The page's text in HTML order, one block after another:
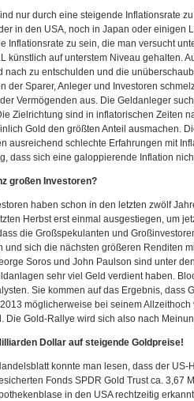
nur durch eine steigende Inflationsrate
in den USA, noch in Japan oder einigen
Inflationsrate zu sein, die man versucht
künstlich auf unterstem Niveau gehalten.
nach zu entschulden und die
der Sparer, Anleger und Investoren
Vermögenden aus. Die Geldanleger
Zielrichtung sind in inflatorischen Zeiten
Gold den größten Anteil ausmachen.
ausreichend schlechte Erfahrungen mit
dass sich eine galoppierende Inflation
großen Investoren?
haben schon in den letzten zwölf
Herbst erst einmal ausgestiegen, um
die Großspekulanten und
und sich die nächsten größeren Renditen
Soros und John Paulson sind unter
sehr viel Geld verdient haben.
Sie kommen auf das Ergebnis, dass
möglicherweise bei seinem
Die Gold-Rallye wird sich also nach
Dollar auf steigende Goldpreise!
konnte man lesen, dass der
Fonds SPDR Gold Trust ca. 3,67
in den USA rechtzeitig